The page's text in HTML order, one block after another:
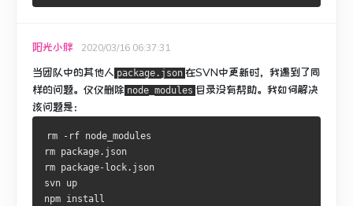
阳光小胖 2020/03/16 06:37:31
当团队中的其他人 package.json 在SVN中更新时，我遇到了同
样的问题。 仅仅删除 node_modules 目录没有帮助。 我如何解决
该问题是：
rm -rf node_modules
rm package.json
rm package-lock.json
svn up
npm install